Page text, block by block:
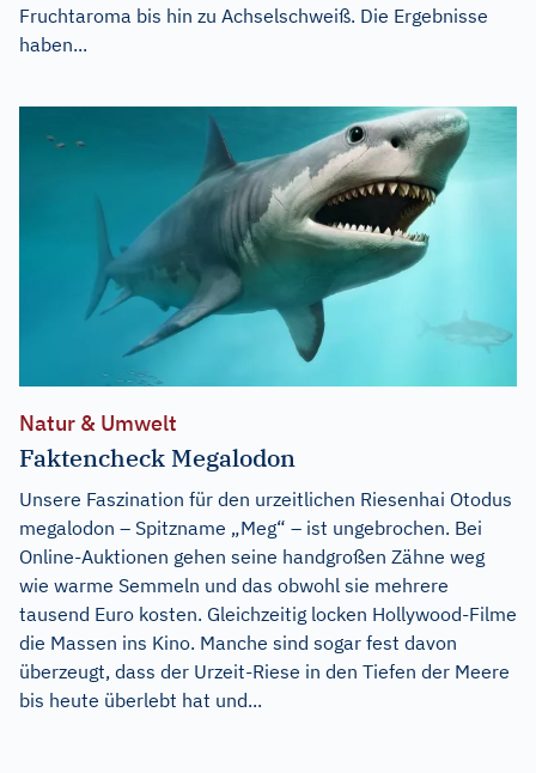
Fruchtaroma bis hin zu Achselschweiß. Die Ergebnisse
haben...
Natur & Umwelt
Faktencheck Megalodon
Unsere Faszination für den urzeitlichen Riesenhai Otodus
megalodon – Spitzname „Meg“ – ist ungebrochen. Bei
Online-Auktionen gehen seine handgroßen Zähne weg
wie warme Semmeln und das obwohl sie mehrere
tausend Euro kosten. Gleichzeitig locken Hollywood-Filme
die Massen ins Kino. Manche sind sogar fest davon
überzeugt, dass der Urzeit-Riese in den Tiefen der Meere
bis heute überlebt hat und...